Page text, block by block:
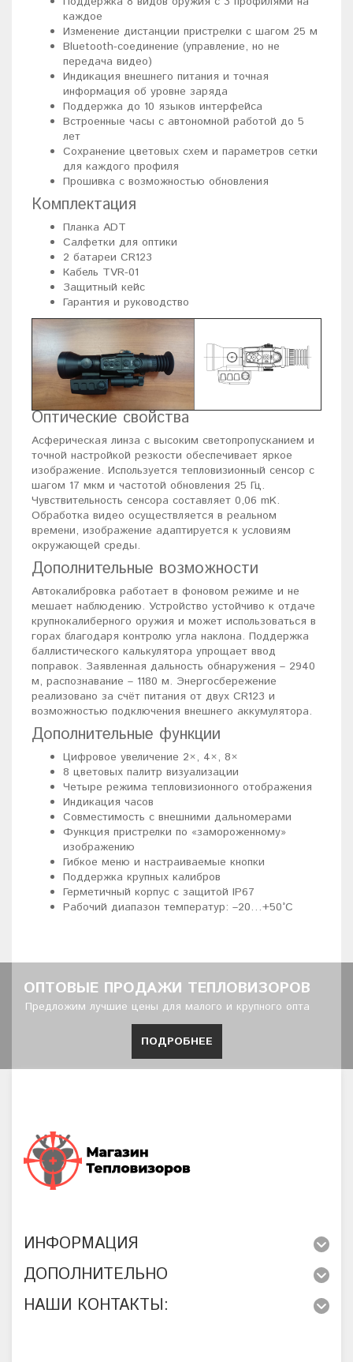
каждое
Изменение дистанции пристрелки с шагом 25 м
Bluetooth-соединение (управление, но не
передача видео)
Индикация внешнего питания и точная
информация об уровне заряда
Поддержка до 10 языков интерфейса
Встроенные часы с автономной работой до 5
лет
Сохранение цветовых схем и параметров сетки
для каждого профиля
Прошивка с возможностью обновления
Комплектация
Планка ADT
Салфетки для оптики
2 батареи CR123
Кабель TVR-01
Защитный кейс
Гарантия и руководство
Оптические свойства
Асферическая линза с высоким светопропусканием и
точной настройкой резкости обеспечивает яркое
изображение. Используется тепловизионный сенсор с
шагом 17 мкм и частотой обновления 25 Гц.
Чувствительность сенсора составляет 0,06 mK.
Обработка видео осуществляется в реальном
времени, изображение адаптируется к условиям
окружающей среды.
Дополнительные возможности
Автокалибровка работает в фоновом режиме и не
мешает наблюдению. Устройство устойчиво к отдаче
крупнокалиберного оружия и может использоваться в
горах благодаря контролю угла наклона. Поддержка
баллистического калькулятора упрощает ввод
поправок. Заявленная дальность обнаружения – 2940
м, распознавание – 1180 м. Энергосбережение
реализовано за счёт питания от двух CR123 и
возможностью подключения внешнего аккумулятора.
Дополнительные функции
Цифровое увеличение 2×, 4×, 8×
8 цветовых палитр визуализации
Четыре режима тепловизионного отображения
Индикация часов
Совместимость с внешними дальномерами
Функция пристрелки по «замороженному»
изображению
Гибкое меню и настраиваемые кнопки
Поддержка крупных калибров
Герметичный корпус с защитой IP67
Рабочий диапазон температур: –20…+50°C
ОПТОВЫЕ ПРОДАЖИ ТЕПЛОВИЗОРОВ
Предложим лучшие цены для малого и крупного опта
ПОДРОБНЕЕ
ИНФОРМАЦИЯ
ДОПОЛНИТЕЛЬНО
НАШИ КОНТАКТЫ: